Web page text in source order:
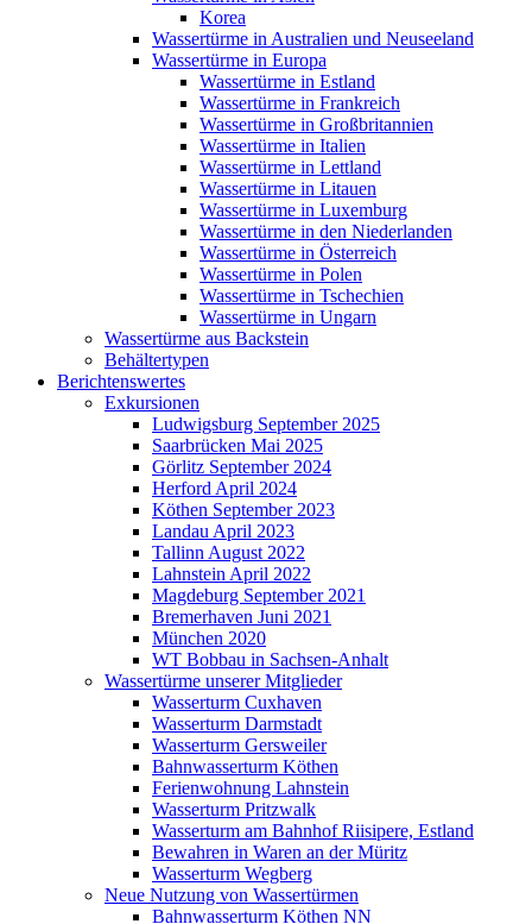
Korea
Wassertürme in Australien und Neuseeland
Wassertürme in Europa
Wassertürme in Estland
Wassertürme in Frankreich
Wassertürme in Großbritannien
Wassertürme in Italien
Wassertürme in Lettland
Wassertürme in Litauen
Wassertürme in Luxemburg
Wassertürme in den Niederlanden
Wassertürme in Österreich
Wassertürme in Polen
Wassertürme in Tschechien
Wassertürme in Ungarn
Wassertürme aus Backstein
Behältertypen
Berichtenswertes
Exkursionen
Ludwigsburg September 2025
Saarbrücken Mai 2025
Görlitz September 2024
Herford April 2024
Köthen September 2023
Landau April 2023
Tallinn August 2022
Lahnstein April 2022
Magdeburg September 2021
Bremerhaven Juni 2021
München 2020
WT Bobbau in Sachsen-Anhalt
Wassertürme unserer Mitglieder
Wasserturm Cuxhaven
Wasserturm Darmstadt
Wasserturm Gersweiler
Bahnwasserturm Köthen
Ferienwohnung Lahnstein
Wasserturm Pritzwalk
Wasserturm am Bahnhof Riisipere, Estland
Bewahren in Waren an der Müritz
Wasserturm Wegberg
Neue Nutzung von Wassertürmen
Bahnwasserturm Köthen NN